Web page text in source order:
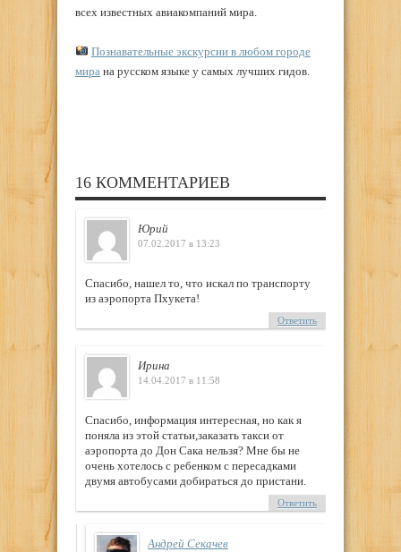
всех известных авиакомпаний мира.
Познавательные экскурсии в любом городе
мира на русском языке у самых лучших гидов.
16 КОММЕНТАРИЕВ
Юрий
07.02.2017 в 13:23
Спасибо, нашел то, что искал по транспорту
из аэропорта Пхукета!
Ответить
Ирина
14.04.2017 в 11:58
Спасибо, информация интересная, но как я
поняла из этой статьи,заказать такси от
аэропорта до Дон Сака нельзя? Мне бы не
очень хотелось с ребенком с пересадками
двумя автобусами добираться до пристани.
Ответить
Андрей Секачев